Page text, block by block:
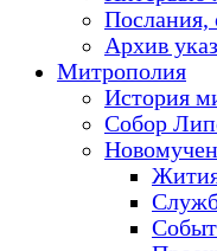
Послания,
Архив
Митрополия
История
Собор